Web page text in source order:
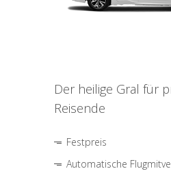
Der heilige Gral für
Reisende
Festpreis
Automatische